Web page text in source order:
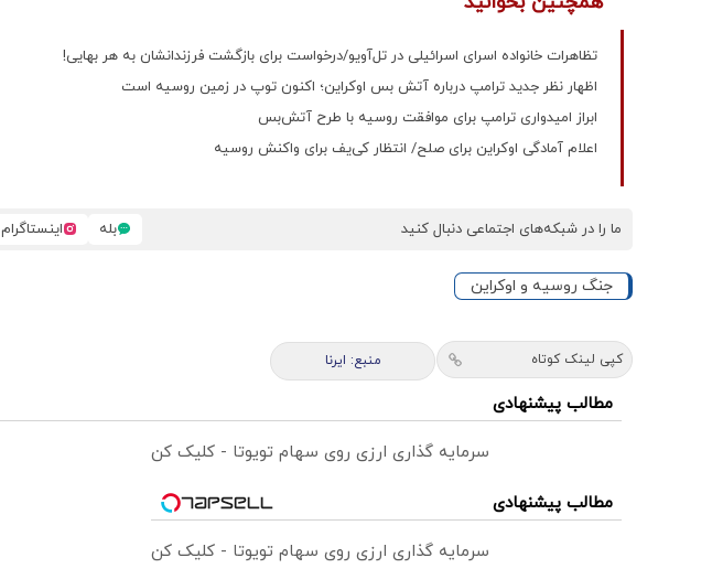
تظاهرات خانواده اسرای اسرائیلی در تل‌آویو/درخواست برای بازگشت فرزندانشان به هر بهایی!
اظهار نظر جدید ترامپ درباره آتش بس اوکراین؛ اکنون توپ در زمین روسیه است
ابراز امیدواری ترامپ برای موافقت روسیه با طرح آتش‌بس
اعلام آمادگی اوکراین برای صلح/ انتظار کی‌یف برای واکنش روسیه
ما را در شبکه‌های اجتماعی دنبال کنید بله اینستاگرام
جنگ روسیه و اوکراین
کپی لینک کوتاه منبع: ایرنا
مطالب پیشنهادی
سرمایه گذاری ارزی روی سهام تویوتا - کلیک کن
مطالب پیشنهادی
سرمایه گذاری ارزی روی سهام تویوتا - کلیک کن